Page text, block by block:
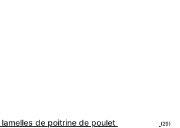
de poitrine de poulet (29)